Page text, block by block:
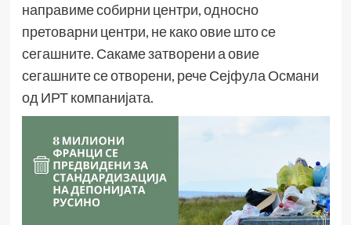
направиме собирни центри, односно
претоварни центри, не како овие што се
сегашните. Сакаме затворени а овие
сегашните се отворени, рече Сејфула Османи
од ИРТ компанијата.